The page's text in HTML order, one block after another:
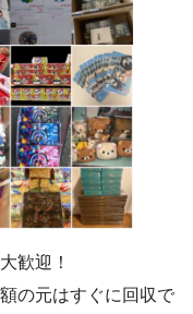
歓迎！
の元はすぐに回収で